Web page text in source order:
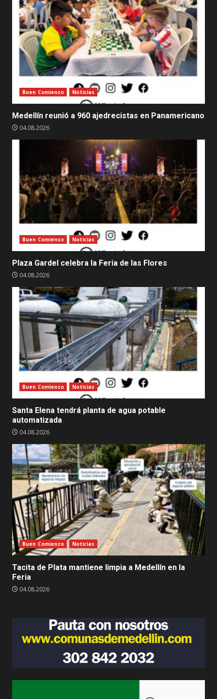
Buen Comienzo Noticias
Medellín reunió a 960 ajedrecistas en Panamericano
04.08.2026
Buen Comienzo Noticias
Plaza Gardel celebra la Feria de las Flores
04.08.2026
Buen Comienzo Noticias
Santa Elena tendrá planta de agua potable
automatizada
04.08.2026
Buen Comienzo Noticias
Tacita de Plata mantiene limpia a Medellín en la
Feria
04.08.2026